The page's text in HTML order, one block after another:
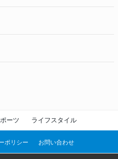
ーツ ライフスタイル
ポリシー お問い合わせ